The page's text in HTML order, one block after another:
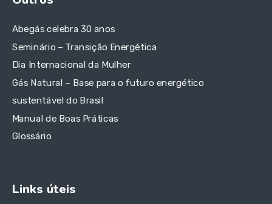
Abegás celebra 30 anos
Seminário – Transição Energética
Dia Internacional da Mulher
Gás Natural – Base para o futuro energético
sustentável do Brasil
Manual de Boas Práticas
Glossário
Links úteis